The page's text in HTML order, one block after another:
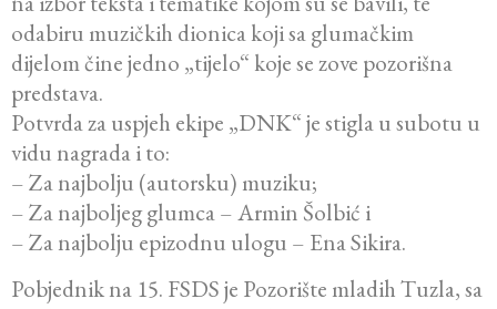
odabiru muzičkih dionica koji sa glumačkim
dijelom čine jedno „tijelo“ koje se zove pozorišna
predstava.
Potvrda za uspjeh ekipe „DNK“ je stigla u subotu u
vidu nagrada i to:
– Za najbolju (autorsku) muziku;
– Za najboljeg glumca – Armin Šolbić i
– Za najbolju epizodnu ulogu – Ena Sikira.
Pobjednik na 15. FSDS je Pozorište mladih Tuzla, sa